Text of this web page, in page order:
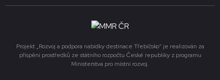
Projekt „Rozvoj a podpora nabídky destinace Třebíčsko“ je realizován za
přispění prostředků ze státního rozpočtu České republiky z programu
Ministerstva pro místní rozvoj.